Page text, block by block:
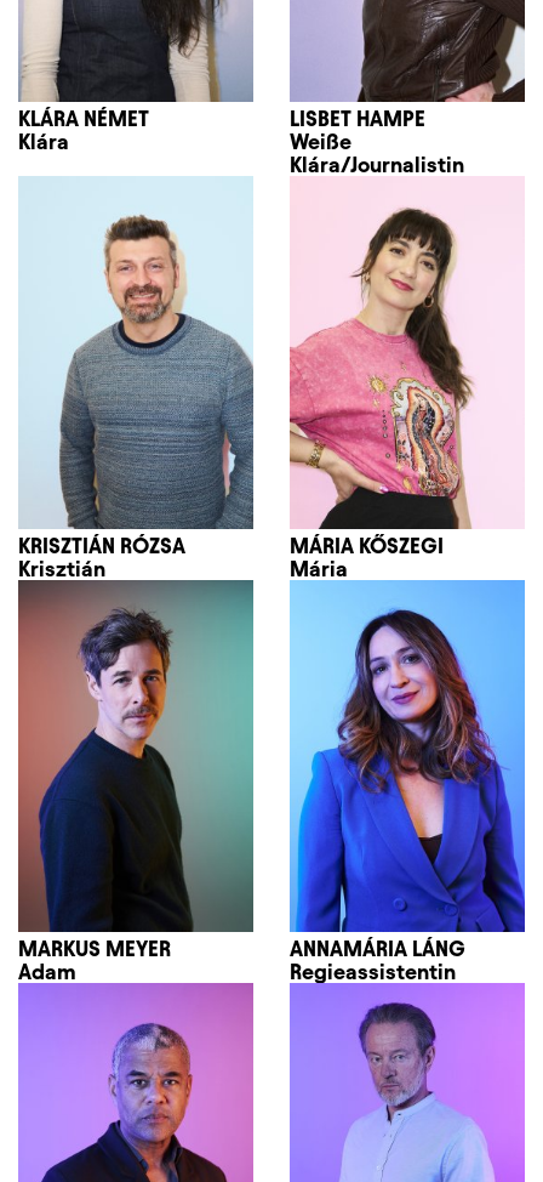
KLÁRA NÉMET
Klára
LISBET HAMPE
Weiße
Klára/Journalistin
KRISZTIÁN RÓZSA
Krisztián
MÁRIA KŐSZEGI
Mária
MARKUS MEYER
Adam
ANNAMÁRIA LÁNG
Regieassistentin